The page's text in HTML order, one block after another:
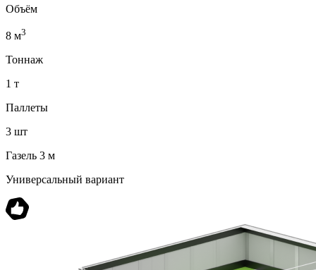
Объём
8 м3
Тоннаж
1 т
Паллеты
3 шт
Газель 3 м
Универсальный вариант